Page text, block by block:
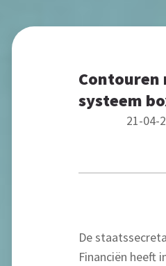
Contouren
systeem
21-04-
De
Financiën heeft